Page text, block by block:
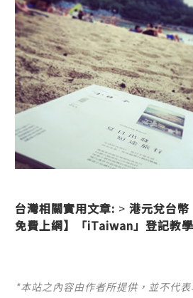
台灣相關實用文章: > 港元兌台
免費上網】「iTaiwan」登記教
*本站之內容由作者所提供，並不代